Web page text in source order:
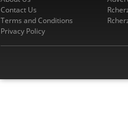
Contact Us
Terms and Conditions
Privacy Policy